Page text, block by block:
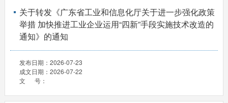
关于转发《广东省工业和信息化厅关于进一步强化政策
举措 加快推进工业企业运用“四新”手段实施技术改造的
通知》的通知
发布日期： 2026-07-23
成文日期： 2026-07-22
文 号：